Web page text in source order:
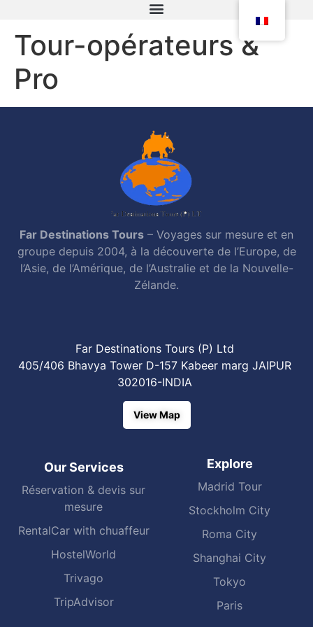
Tour-opérateurs &
Pro
Far Destinations Tours – Voyages sur mesure et en
groupe depuis 2004, à la découverte de l’Europe, de
l’Asie, de l’Amérique, de l’Australie et de la Nouvelle-
Zélande.
Far Destinations Tours (P) Ltd
405/406 Bhavya Tower D-157 Kabeer marg JAIPUR
302016-INDIA
View Map
Our Services
Réservation & devis sur
mesure
RentalCar with chuaffeur
HostelWorld
Trivago
TripAdvisor
Explore
Madrid Tour
Stockholm City
Roma City
Shanghai City
Tokyo
Paris